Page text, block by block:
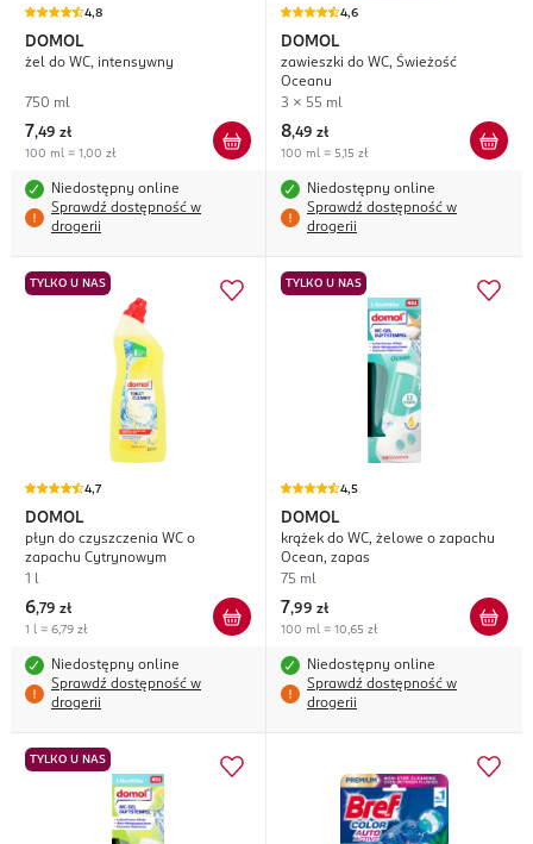
4,8
DOMOL
żel do WC, intensywny
750 ml
7,49 zł
100 ml = 1,00 zł
Niedostępny online
Sprawdź dostępność w
drogerii
4,6
DOMOL
zawieszki do WC, Świeżość
Oceanu
3 x 55 ml
8,49 zł
100 ml = 5,15 zł
Niedostępny online
Sprawdź dostępność w
drogerii
TYLKO U NAS
4,7
DOMOL
płyn do czyszczenia WC o
zapachu Cytrynowym
1 l
6,79 zł
1 l = 6,79 zł
Niedostępny online
Sprawdź dostępność w
drogerii
TYLKO U NAS
4,5
DOMOL
krążek do WC, żelowe o zapachu
Ocean, zapas
75 ml
7,99 zł
100 ml = 10,65 zł
Niedostępny online
Sprawdź dostępność w
drogerii
TYLKO U NAS